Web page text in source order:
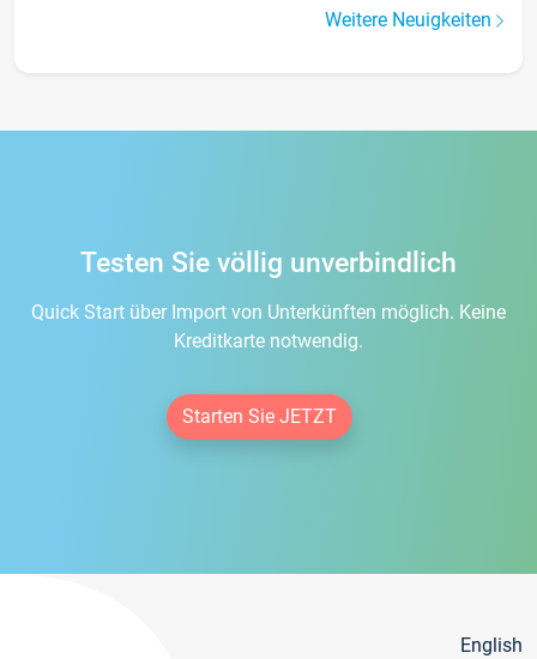
Weitere Neuigkeiten
Testen Sie völlig unverbindlich
Quick Start über Import von Unterkünften möglich. Keine
Kreditkarte notwendig.
Starten Sie JETZT
English